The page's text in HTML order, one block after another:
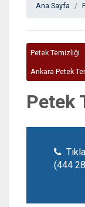
Ana Sayfa
Petek Temizliği
Ankara Petek
Petek
(444